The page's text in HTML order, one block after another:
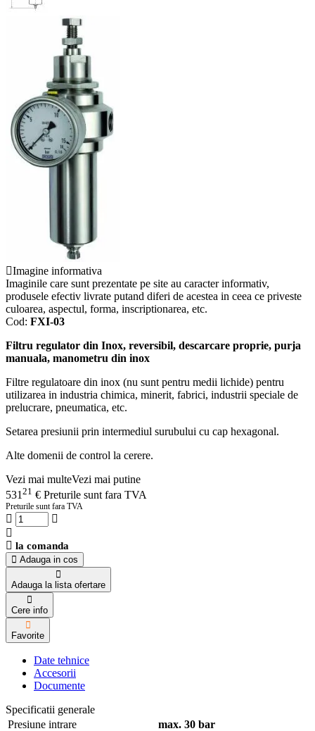
Imagine informativa
Imaginile care sunt prezentate pe site au caracter informativ,
produsele efectiv livrate putand diferi de acestea in ceea ce priveste
culoarea, aspectul, forma, inscriptionarea, etc.
Cod: FXI-03
Filtru regulator din Inox, reversibil, descarcare proprie, purja
manuala, manometru din inox
Filtre regulatoare din inox (nu sunt pentru medii lichide) pentru
utilizarea in industria chimica, minerit, fabrici, industrii speciale de
prelucrare, pneumatica, etc.
Setarea presiunii prin intermediul surubului cu cap hexagonal.
Alte domenii de control la cerere.
Vezi mai multeVezi mai putine
531 21 € Preturile sunt fara TVA
Preturile sunt fara TVA
la comanda
Adauga in cos
Adauga la lista ofertare
Cere info
Favorite
Date tehnice
Accesorii
Documente
Specificatii generale
Presiune intrare
max. 30 bar